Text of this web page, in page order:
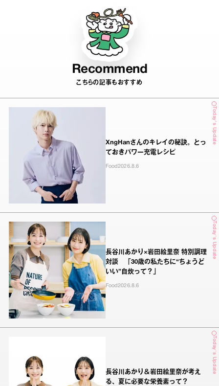
Recommend
こちらの記事もおすすめ
Today's Update
XngHanさんのキレイの秘訣。とっ
ておきパワー充電レシピ
Food2026.8.6
Today's Update
長谷川あかり×岩田絵里奈 特別調理
対談 「30歳の私たちに“ちょうど
いい”自炊って？」
Food2026.8.6
Today's Update
長谷川あかり＆岩田絵里奈が考え
る、夏に必要な栄養素って？